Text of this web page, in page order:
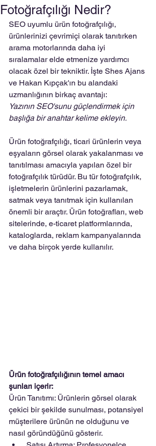
Fotoğrafçılığı Nedir?
SEO uyumlu ürün fotoğrafçılığı,
ürünlerinizi çevrimiçi olarak tanıtırken
arama motorlarında daha iyi
sıralamalar elde etmenize yardımcı
olacak özel bir tekniktir. İşte Shes Ajans
ve Hakan Kıpçak'ın bu alandaki
uzmanlığının birkaç avantajı:
Yazının SEO'sunu güçlendirmek için
başlığa bir anahtar kelime ekleyin.
Ürün fotoğrafçılığı, ticari ürünlerin veya
eşyaların görsel olarak yakalanması ve
tanıtılması amacıyla yapılan özel bir
fotoğrafçılık türüdür. Bu tür fotoğrafçılık,
işletmelerin ürünlerini pazarlamak,
satmak veya tanıtmak için kullanılan
önemli bir araçtır. Ürün fotoğrafları, web
sitelerinde, e-ticaret platformlarında,
kataloglarda, reklam kampanyalarında
ve daha birçok yerde kullanılır.
Ürün fotoğrafçılığının temel amacı
şunları içerir:
Ürün Tanıtımı: Ürünlerin görsel olarak
çekici bir şekilde sunulması, potansiyel
müşterilere ürünün ne olduğunu ve
nasıl göründüğünü gösterir.